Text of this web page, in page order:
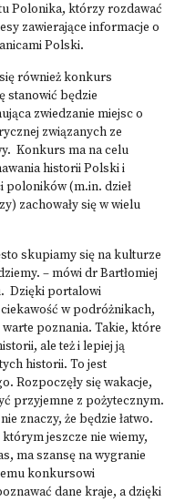
Polonika, którzy rozdawać
zawierające informacje o
Polski.
również konkurs
stanowić będzie
zwiedzanie miejsc o
związanych ze
Konkurs ma na celu
historii Polski i
poloników (m.in. dzieł
zachowały się w wielu
skupiamy się na kulturze
– mówi dr Bartłomiej
Dzięki portalowi
w podróżnikach,
poznania. Takie, które
ale też i lepiej ją
historii. To jest
Rozpoczęły się wakacje,
przyjemne z pożytecznym.
znaczy, że będzie łatwo.
jeszcze nie wiemy,
ma szansę na wygranie
konkursowi
dane kraje, a dzięki